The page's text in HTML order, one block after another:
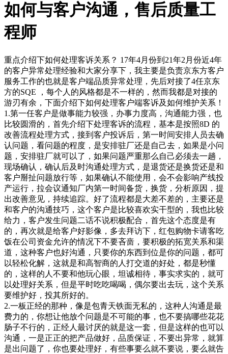
如何与客户沟通，售后质量工
程师
重点介绍下如何处理客诉关系？ 17年4月份到21年2月份近4年
的客户异常处理经验和大家分享下，我主要是负责京东方客户
服务工作的也就是客户端品质异常处理，先后对接了4任京东
方的SQE ，每个人的风格都是不一样的，然而我都是对接的
游刃有余，下面介绍下如何处理客户端客诉及如何维护关系！
1.第一任客户是做事能力较强，办事力度高，沟通能力强，也
比较圆滑的，首先介绍下处理客诉的流程，基本是按照8D 的
改善流程处理方式，接到客户投诉后，第一时间安排人员去确
认问题，看问题的程度，是安排驻厂还是自己去，如果是小问
题，安排驻厂就可以了，如果问题严重那么自己必须去一趟，
现场确认，确认后及时沟通处理方式，是退货还是换货还是和
客户掰扯问题放行等，如果确认不能使用，会不会影响产线投
产运行，拉会议通知厂内第一时间备货，换货，分析原因，提
出改善意见，持续追踪。好了流程都是大差不差的，主要还是
和客户的沟通技巧，这个客户是比较喜欢实干型的，我也比较
给力，客户发生问题二话不说积极配合，首先这个态度是有
的，再次就是给客户好影像，多去拜访下，红包购物卡请客吃
饭在公司资金允许的情况下不要吝啬，要积极的拓宽关系和渠
道，这种客户也好沟通，只要你的东西到位是你的问题，都可
以轻松化解，这就是和高智商的人打交道的好处，都是秒懂
的，这样的人不要和他玩心眼，坦诚相待，事实求实的，就可
以处理好关系，但是平时吃吃喝喝，偶尔要出去玩，这个关系
要维护好，投其所好的。
2.一板正经的那种，像是包青天铁面无私的，这种人沟通是最
费力的，你想让他放个问题是不可能的事，也不要搞哪些花花
肠子不行的，正经人最讨厌的就是这一套，但是这样的也可以
沟通，一是正正的把产品做好，品质保证，不要出异常，就算
是出问题了，你也要处理好，有些事要么就不要说，要么就告